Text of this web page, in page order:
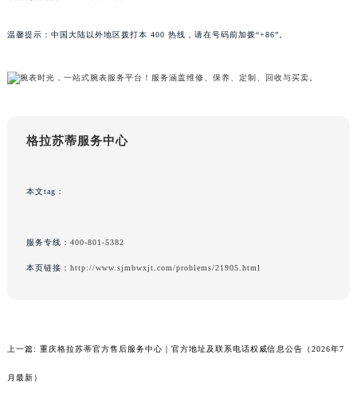
温馨提示：中国大陆以外地区拨打本 400 热线，请在号码前加拨“+86”。
格拉苏蒂服务中心
本文tag：
服务专线： 400-801-5382
本页链接： http://www.sjmbwxjt.com/problems/21905.html
上一篇: 重庆格拉苏蒂官方售后服务中心｜官方地址及联系电话权威信息公告（2026年7
月最新）